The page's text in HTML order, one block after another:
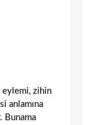
eylemi, zihin
anlamına
Bunama